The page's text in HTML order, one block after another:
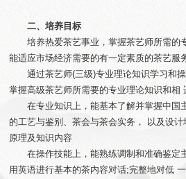
二、培养目标
培养热爱茶艺事业，掌握茶艺师所需的
能适应市场经济需要的有一定素质的茶艺服
通过茶艺师(三级)专业理论知识学习和操
掌握高级茶艺师所需要的专业理论知识和相
在专业知识上，能基本了解并掌握中国
的工艺与鉴别、茶会与茶会实务， 以及设
原理及知识内容
在操作技能上，能熟练调制和准确鉴定
用英语进行基本的茶内容对话;完整地对低